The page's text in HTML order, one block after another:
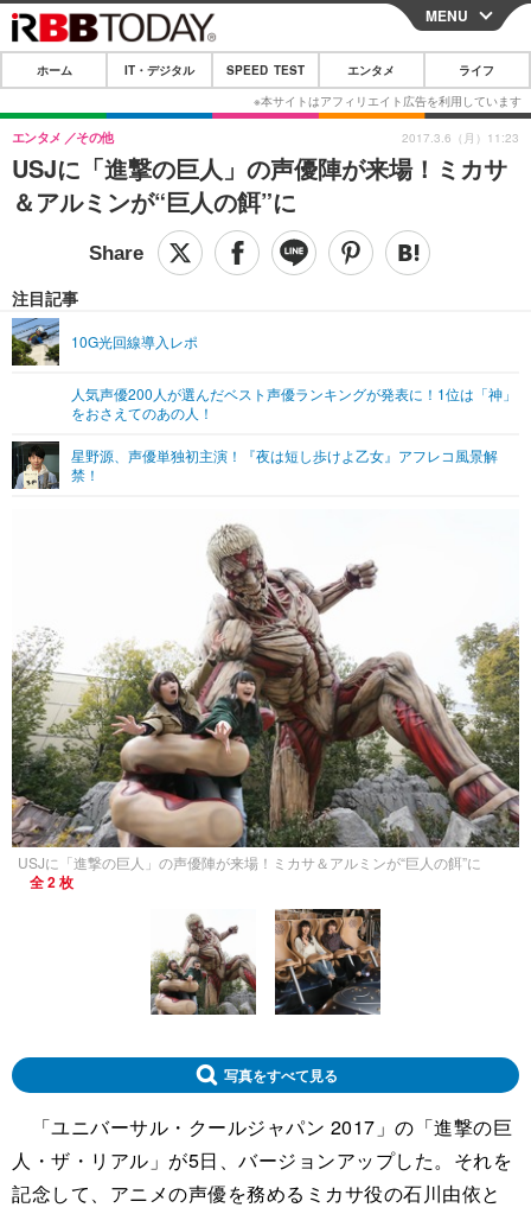
CLOSE
ホーム
IT・デジタル
IT・デジタルTOP スマートフォン
ショッピング その他
SPEED TEST
エンタメTOP 映画・ドラマ
グラビア
ショッピング その他
ライフTOP
その他
リリース一覧
MENU
ホーム IT・デジタル SPEED TEST エンタメ ライフ
USJに「進撃の巨人」の声優陣が来場！ミカサ
＆アルミンが“巨人の餌”に
エンタメ その他
注目記事
10G光回線導入レポ
人気声優200人が選んだベスト声優ランキングが発表に！1位は「神」
をおさえてのあの人！
星野源、声優単独初主演！『夜は短し歩けよ乙女』アフレコ風景解
禁！
2017.3.6（月）11:23
USJに「進撃の巨人」の声優陣が来場！ミカサ＆アルミンが“巨人の餌”に
全 2 枚
写真をすべて見る
「ユニバーサル・クールジャパン 2017」の「進撃の巨
人・ザ・リアル」が5日、バージョンアップした。それを
記念して、アニメの声優を務めるミカサ役の石川由依と